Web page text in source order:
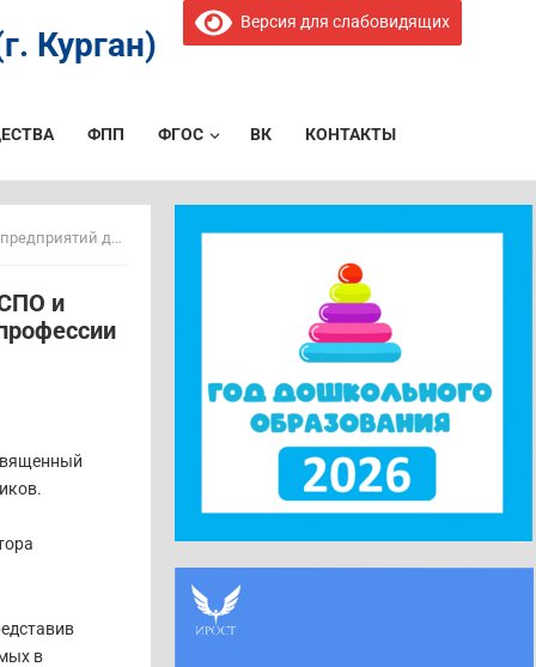
Курган)
ФПП ФГОС ВК КОНТАКТЫ
Версия для слабовидящих
профессии у школьников
и
в